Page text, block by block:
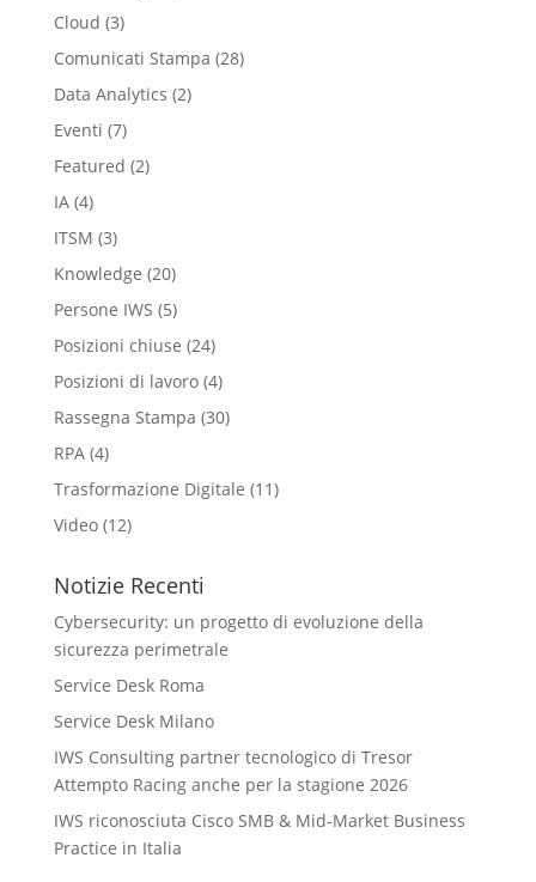
Cloud (3)
Comunicati Stampa (28)
Data Analytics (2)
Eventi (7)
Featured (2)
IA(4)
ITSM (3)
Knowledge (20)
Persone IWS (5)
Posizioni chiuse (24)
Posizioni di lavoro(4)
Rassegna Stampa (30)
RPA(4)
Trasformazione Digitale (11)
Video(12)
Notizie Recenti
Cybersecurity: un progetto di evoluzione della
sicurezza perimetrale
Service Desk Roma
Service Desk Milano
IWS Consulting partner tecnologico di Tresor
Attempto Racing anche per la stagione 2026
IWS riconosciuta Cisco SMB & Mid-Market Business
Practice in Italia